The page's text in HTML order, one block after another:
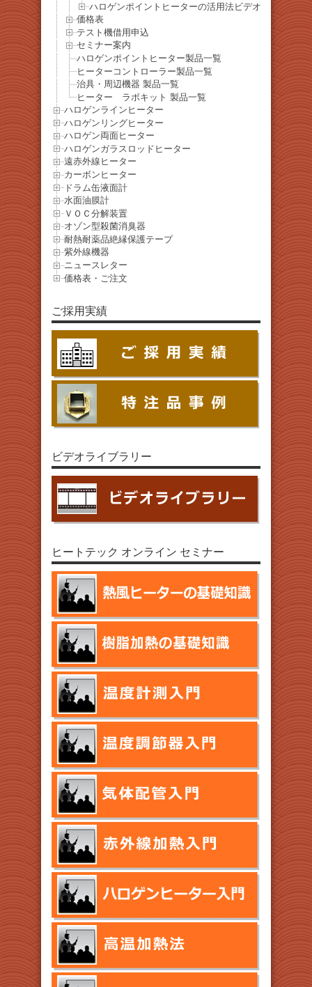
ハロゲンポイントヒーターの活用法ビデオ
価格表
テスト機借用申込
セミナー案内
ハロゲンポイントヒーター製品一覧
ヒーターコントローラー製品一覧
治具・周辺機器 製品一覧
ヒーター ラボキット 製品一覧
ハロゲンラインヒーター
ハロゲンリングヒーター
ハロゲン両面ヒーター
ハロゲンガラスロッドヒーター
遠赤外線ヒーター
カーボンヒーター
ドラム缶液面計
水面油膜計
ＶＯＣ分解装置
オゾン型殺菌消臭器
耐熱耐薬品絶縁保護テープ
紫外線機器
ニュースレター
価格表・ご注文
ご採用実績
ビデオライブラリー
ヒートテック オンライン セミナー